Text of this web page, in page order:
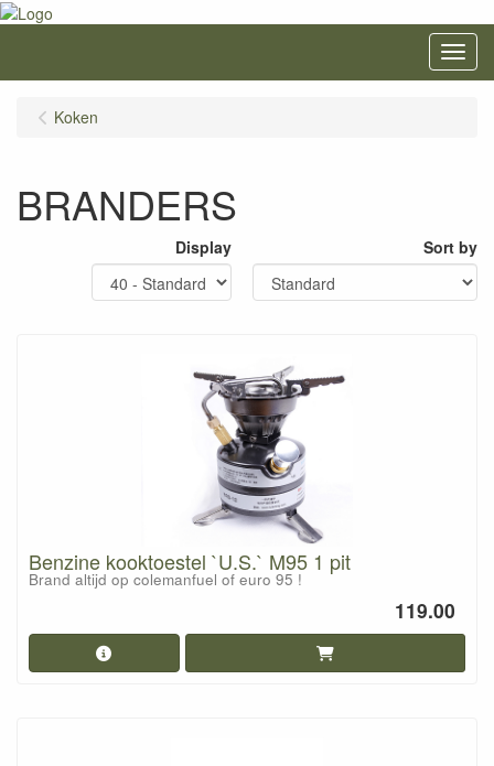
Menu
Koken
BRANDERS
Display Sort by
Benzine kooktoestel `U.S.` M95 1 pit
Brand altijd op colemanfuel of euro 95 !
119.00